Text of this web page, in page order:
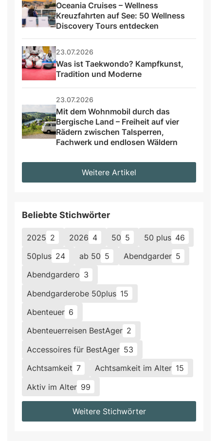
Oceania Cruises – Wellness
Kreuzfahrten auf See: 50 Wellness
Discovery Tours entdecken
23.07.2026
Was ist Taekwondo? Kampfkunst,
Tradition und Moderne
23.07.2026
Mit dem Wohnmobil durch das
Bergische Land – Freiheit auf vier
Rädern zwischen Talsperren,
Fachwerk und endlosen Wäldern
Weitere Artikel
Beliebte Stichwörter
2025 2 2026 4 50 5 50 plus 46
50plus 24 ab 50 5 Abendgarder 5
Abendgardero 3
Abendgarderobe 50plus 15
Abenteuer 6
Abenteuerreisen BestAger 2
Accessoires für BestAger 53
Achtsamkeit 7 Achtsamkeit im Alter 15
Aktiv im Alter 99
Weitere Stichwörter